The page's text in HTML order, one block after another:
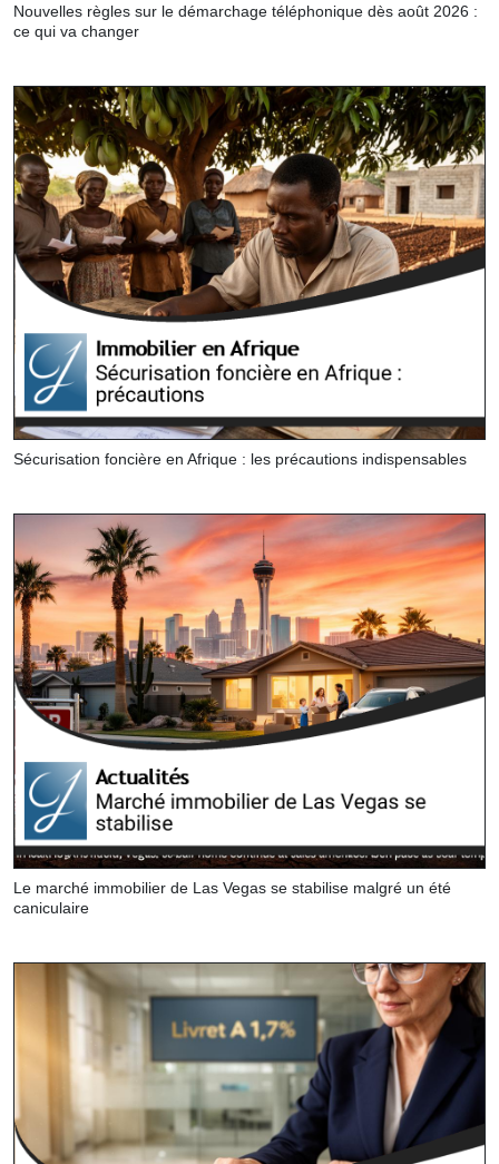
Nouvelles règles sur le démarchage téléphonique dès août 2026 :
ce qui va changer
Sécurisation foncière en Afrique : les précautions indispensables
Le marché immobilier de Las Vegas se stabilise malgré un été
caniculaire